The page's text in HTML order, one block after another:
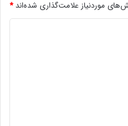
موردنیاز علامت‌گذاری شده‌اند*